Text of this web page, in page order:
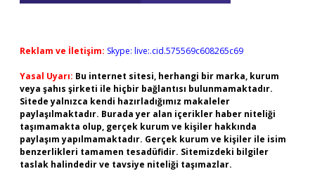
Reklam ve İletişim: Skype: live:.cid.575569c608265c69
Yasal Uyarı: Bu internet sitesi, herhangi bir marka, kurum
veya şahıs şirketi ile hiçbir bağlantısı bulunmamaktadır.
Sitede yalnızca kendi hazırladığımız makaleler
paylaşılmaktadır. Burada yer alan içerikler haber niteliği
taşımamakta olup, gerçek kurum ve kişiler hakkında
paylaşım yapılmamaktadır. Gerçek kurum ve kişiler ile isim
benzerlikleri tamamen tesadüfidir. Sitemizdeki bilgiler
taslak halindedir ve tavsiye niteliği taşımazlar.